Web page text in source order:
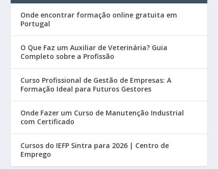
Onde encontrar formação online gratuita em
Portugal
O Que Faz um Auxiliar de Veterinária? Guia
Completo sobre a Profissão
Curso Profissional de Gestão de Empresas: A
Formação Ideal para Futuros Gestores
Onde Fazer um Curso de Manutenção Industrial
com Certificado
Cursos do IEFP Sintra para 2026 | Centro de
Emprego